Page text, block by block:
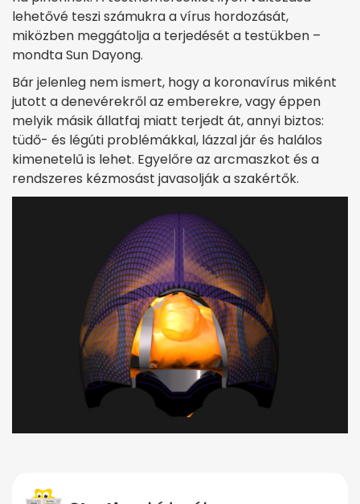
lehetővé teszi számukra a vírus hordozását,
miközben meggátolja a terjedését a testükben –
mondta Sun Dayong.
Bár jelenleg nem ismert, hogy a koronavírus miként
jutott a denevérekről az emberekre, vagy éppen
melyik másik állatfaj miatt terjedt át, annyi biztos:
tüdő- és légúti problémákkal, lázzal jár és halálos
kimenetelű is lehet. Egyelőre az arcmaszkot és a
rendszeres kézmosást javasolják a szakértők.